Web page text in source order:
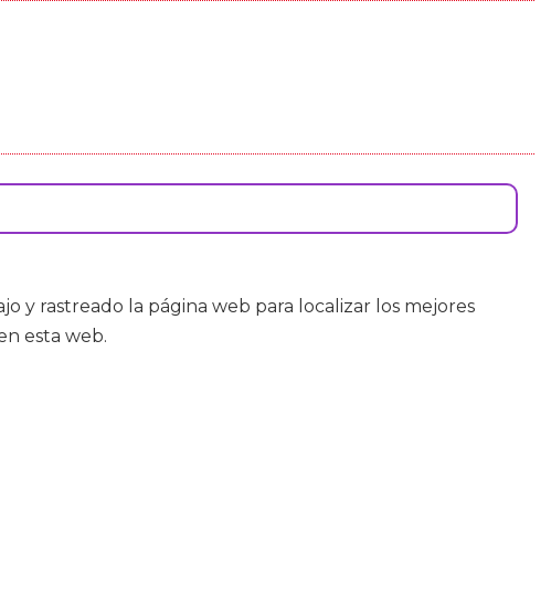
y rastreado la página web para localizar los mejores
esta web.